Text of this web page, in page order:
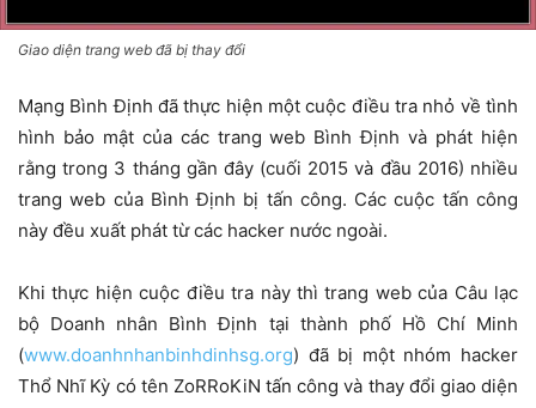
Giao diện trang web đã bị thay đổi
Mạng Bình Định đã thực hiện một cuộc điều tra nhỏ về tình
hình bảo mật của các trang web Bình Định và phát hiện
rằng trong 3 tháng gần đây (cuối 2015 và đầu 2016) nhiều
trang web của Bình Định bị tấn công. Các cuộc tấn công
này đều xuất phát từ các hacker nước ngoài.
Khi thực hiện cuộc điều tra này thì trang web của Câu lạc
bộ Doanh nhân Bình Định tại thành phố Hồ Chí Minh
(www.doanhnhanbinhdinhsg.org) đã bị một nhóm hacker
Thổ Nhĩ Kỳ có tên ZoRRoKiN tấn công và thay đổi giao diện